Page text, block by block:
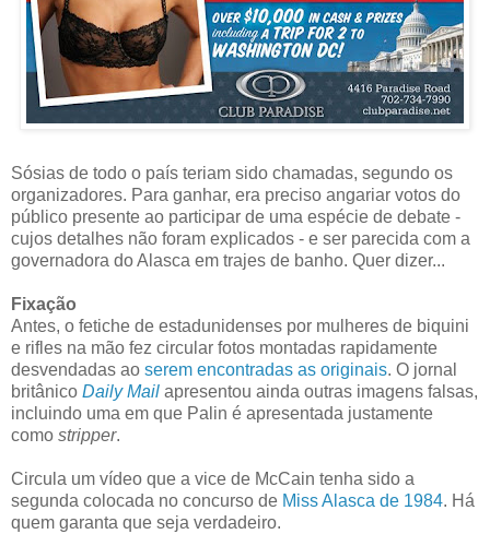
Sósias de todo o país teriam sido chamadas, segundo os
organizadores. Para ganhar, era preciso angariar votos do
público presente ao participar de uma espécie de debate -
cujos detalhes não foram explicados - e ser parecida com a
governadora do Alasca em trajes de banho. Quer dizer...
Fixação
Antes, o fetiche de estadunidenses por mulheres de biquini
e rifles na mão fez circular fotos montadas rapidamente
desvendadas ao serem encontradas as originais. O jornal
britânico Daily Mail apresentou ainda outras imagens falsas,
incluindo uma em que Palin é apresentada justamente
como stripper.
Circula um vídeo que a vice de McCain tenha sido a
segunda colocada no concurso de Miss Alasca de 1984. Há
quem garanta que seja verdadeiro.